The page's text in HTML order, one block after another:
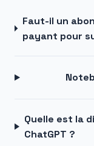
Faut-il un
payant pour
Quelle est la
ChatGPT ?